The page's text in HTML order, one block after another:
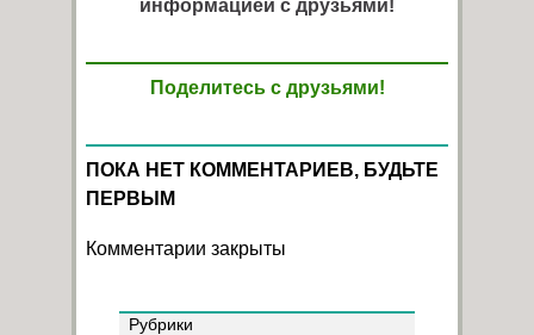
информацией с друзьями!
Поделитесь с друзьями!
ПОКА НЕТ КОММЕНТАРИЕВ, БУДЬТЕ
ПЕРВЫМ
Комментарии закрыты
Рубрики